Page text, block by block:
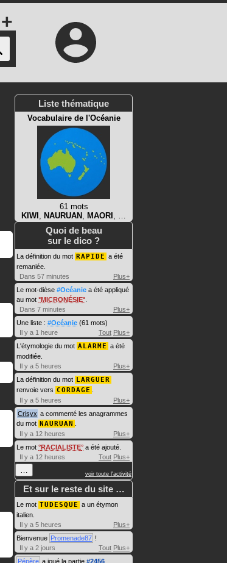
+
Liste thématique
Vocabulaire de l'Océanie
61 mots
KIWI , NAURUAN , MAORI , …
Quoi de beau
sur le dico ?
La définition du mot RAPIDE a été
remaniée.
Dans 57 minutes
Plus+
Le mot-dièse #Océanie a été appliqué
au mot MICRONÉSIE
Dans 7 minutes
Plus+
Une liste : #Océanie (61 mots)
Il y a 1 heure
Tout Plus+
L'étymologie du mot ALARME a été
modifiée.
Il y a 5 heures
Plus+
La définition du mot LARGUER
renvoie vers CORDAGE
Il y a 5 heures
Plus+
Crisyx a commenté les anagrammes
du mot NAURUAN
Il y a 12 heures
Plus+
Le mot RACIALISTE a été ajouté.
Il y a 12 heures
Tout Plus+
… voir toute l'activité
Et sur le reste du site …
Le mot TUDESQUE a un étymon
italien.
Il y a 5 heures
Plus+
Bienvenue Promenade87 !
Il y a 2 jours
Tout Plus+
Pépère a joué la partie #2456